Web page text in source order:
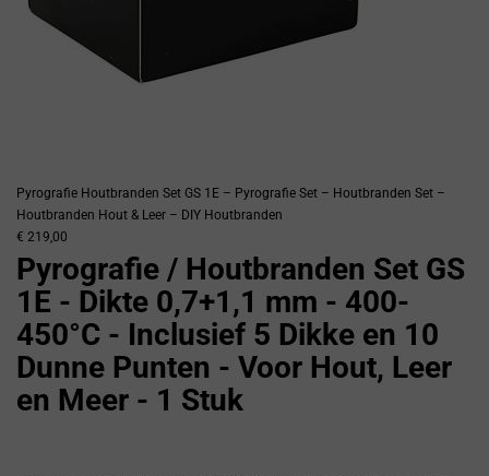
Pyrografie Houtbranden Set GS 1E – Pyrografie Set – Houtbranden Set –
Houtbranden Hout & Leer – DIY Houtbranden
€ 219,00
Pyrografie / Houtbranden Set GS
1E - Dikte 0,7+1,1 mm - 400-
450°C - Inclusief 5 Dikke en 10
Dunne Punten - Voor Hout, Leer
en Meer - 1 Stuk